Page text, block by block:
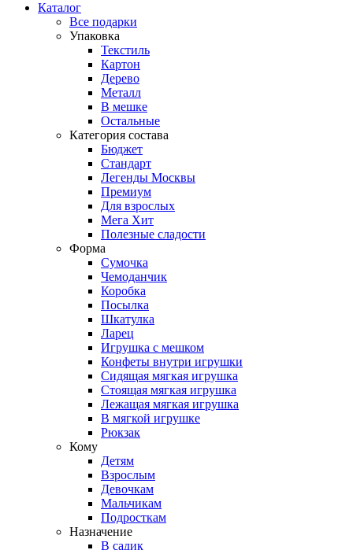
Каталог
Все подарки
Упаковка
Текстиль
Картон
Дерево
Металл
В мешке
Остальные
Категория состава
Бюджет
Стандарт
Легенды Москвы
Премиум
Для взрослых
Мега Хит
Полезные сладости
Форма
Сумочка
Чемоданчик
Коробка
Посылка
Шкатулка
Ларец
Игрушка с мешком
Конфеты внутри игрушки
Сидящая мягкая игрушка
Стоящая мягкая игрушка
Лежащая мягкая игрушка
В мягкой игрушке
Рюкзак
Кому
Детям
Взрослым
Девочкам
Мальчикам
Подросткам
Назначение
В садик